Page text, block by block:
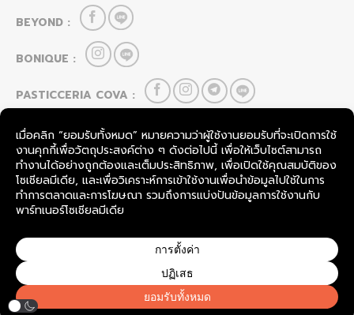
BEYOND :
BONIQUE :
PASTICCERIA COVA :
HOU CAI LEI :
FOOD & BEVERAGE
SevenRooms
COPYRIGHT © 2026 BOONLAPO CO., LTD.
THAILAND.
ALL RIGHTS RESERVED.